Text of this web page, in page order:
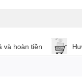
và hoàn tiền